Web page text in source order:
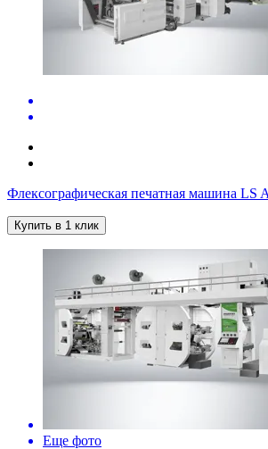
Флексографическая печатная машина LS
Купить в 1 клик
Еще фото